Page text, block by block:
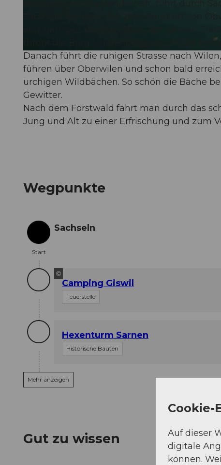
© Obwalden Tourismus, Bikegenoss Zentralschweiz
einzigartigen Seenlandschaft, führt durch
Sachseln kommen Sie zum Hauptort von
einzigartigen Weissen Buch von Sarnen.
thront die Burg Landenberg, von wo die
Danach führt die ruhigen Strasse nach
führen über Oberwilen und schon bald
urchigen Wildbächen. So schön die Bäche
Gewitter.
Nach dem Forstwald fährt man durch das
Jung und Alt zu einer Erfrischung und zum
Wegpunkte
Start
Start
Sachseln
©
Camping Giswil
Feuerstelle
Hexenturm Sarnen
Historische Bauten
Mehr anzeigen
Gut zu wissen
Cookie-
Auf dieser
digitale
können.